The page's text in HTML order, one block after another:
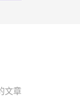
文章